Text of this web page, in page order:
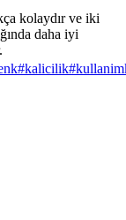
kolaydır ve iki
daha iyi
#kalicilik#